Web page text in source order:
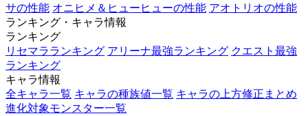
サの性能 オニヒメ＆ヒューヒューの性能 アオトリオの性能
ランキング・キャラ情報
ランキング
リセマラランキング アリーナ最強ランキング クエスト最強
ランキング
キャラ情報
全キャラ一覧 キャラの種族値一覧 キャラの上方修正まとめ
進化対象モンスター一覧